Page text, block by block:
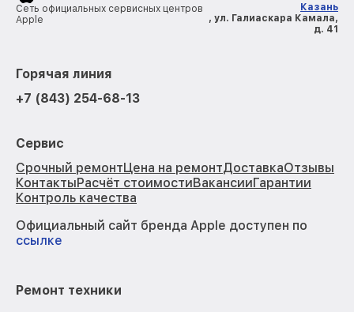
Сеть официальных сервисных центров
Apple
Казань
, ул. Галиаскара Камала,
д. 41
Горячая линия
+7 (843) 254-68-13
Сервис
Срочный ремонтЦена на ремонтДоставкаОтзывы
КонтактыРасчёт стоимостиВакансииГарантии
Контроль качества
Официальный сайт бренда Apple доступен по
ссылке
Ремонт техники